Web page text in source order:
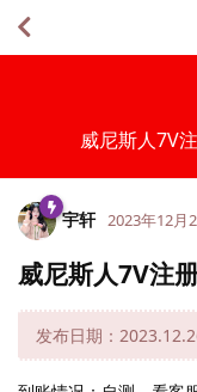
威尼斯人7V
宇轩 2023年12月
威尼斯人7V注
发布日期：